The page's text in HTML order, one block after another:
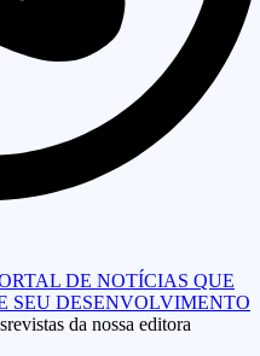
da nossa editora